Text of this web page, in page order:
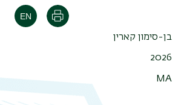
הדפסה
בן-סימון קארין
2026
MA